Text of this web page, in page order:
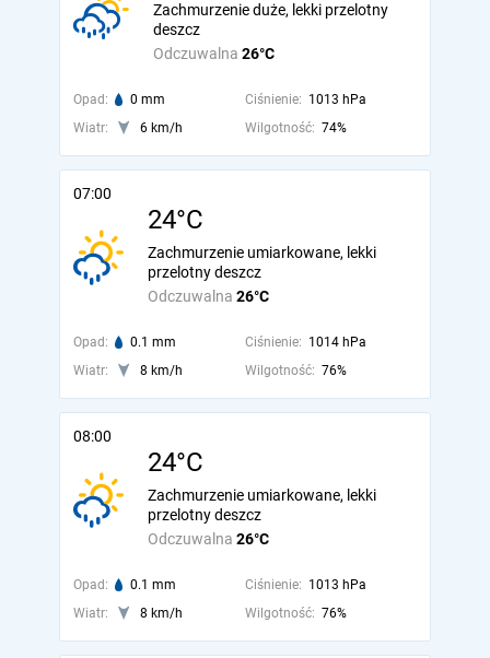
Odczuwalna 26°C
Zachmurzenie duże, lekki przelotny
deszcz
Opad: 0 mm Ciśnienie: 1013 hPa
Wiatr:
6 km/h Wilgotność: 74%
07:00
24°C
Odczuwalna 26°C
Zachmurzenie umiarkowane, lekki
przelotny deszcz
Opad: 0.1 mm Ciśnienie: 1014 hPa
Wiatr:
8 km/h Wilgotność: 76%
08:00
24°C
Odczuwalna 26°C
Zachmurzenie umiarkowane, lekki
przelotny deszcz
Opad: 0.1 mm Ciśnienie: 1013 hPa
Wiatr:
8 km/h Wilgotność: 76%